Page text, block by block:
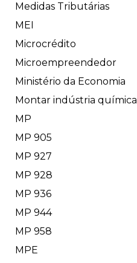
Medidas Tributárias
MEI
Microcrédito
Microempreendedor
Ministério da Economia
Montar indústria química
MP
MP 905
MP 927
MP 928
MP 936
MP 944
MP 958
MPE